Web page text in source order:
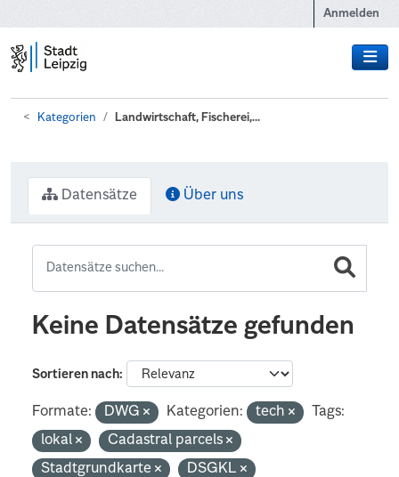
Anmelden
Kategorien Landwirtschaft, Fischerei,...
Datensätze Über uns
Keine Datensätze gefunden
Sortieren nach
Formate: DWG Kategorien: tech
Tags:
lokal
Cadastral parcels
Stadtgrundkarte
DSGKL